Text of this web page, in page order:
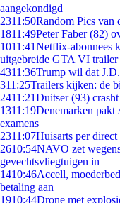
aangekondigd
2311:50Random Pics van
1811:49Peter Faber (82)
1011:41Netflix-abonnees
uitgebreide GTA VI trailer
4311:36Trump wil dat
311:25Trailers kijken: de
2411:21Duitser (93)
1311:19Denemarken pakt
examens
2311:07Huisarts per
2610:54NAVO zet
gevechtsvliegtuigen in
1410:46Accell,
betaling aan
1910:44Drone met